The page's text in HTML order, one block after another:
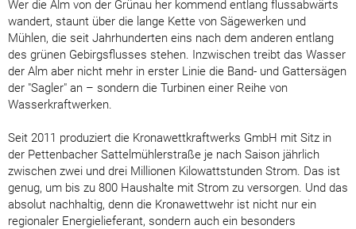
Wer die Alm von der Grünau her kommend entlang flussabwärts
wandert, staunt über die lange Kette von Sägewerken und
Mühlen, die seit Jahrhunderten eins nach dem anderen entlang
des grünen Gebirgsflusses stehen. Inzwischen treibt das Wasser
der Alm aber nicht mehr in erster Linie die Band- und Gattersägen
der "Sagler" an – sondern die Turbinen einer Reihe von
Wasserkraftwerken.
Seit 2011 produziert die Kronawettkraftwerks GmbH mit Sitz in
der Pettenbacher Sattelmühlerstraße je nach Saison jährlich
zwischen zwei und drei Millionen Kilowattstunden Strom. Das ist
genug, um bis zu 800 Haushalte mit Strom zu versorgen. Und das
absolut nachhaltig, denn die Kronawettwehr ist nicht nur ein
regionaler Energielieferant, sondern auch ein besonders